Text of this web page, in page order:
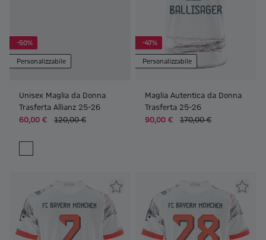
-50%
Personalizzabile
Unisex Maglia da Donna
Trasferta Allianz 25-26
60,00 €
120,00 €
-47%
Personalizzabile
Maglia Autentica da Donna
Trasferta 25-26
90,00 €
170,00 €